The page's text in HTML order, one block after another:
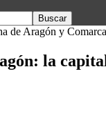
de Aragón y Comarca
la